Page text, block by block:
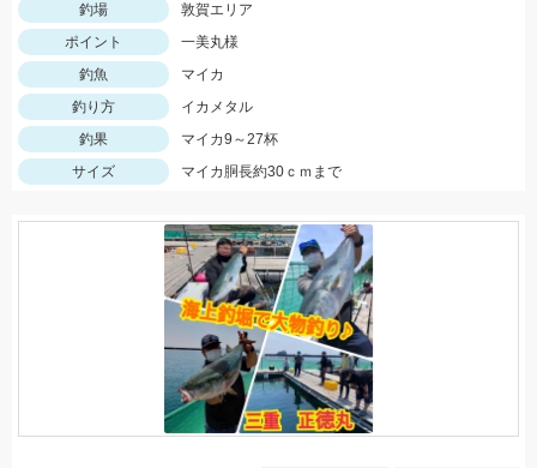
釣場
敦賀エリア
ポイント
一美丸様
釣魚
マイカ
釣り方
イカメタル
釣果
マイカ9～27杯
サイズ
マイカ胴長約30ｃｍまで